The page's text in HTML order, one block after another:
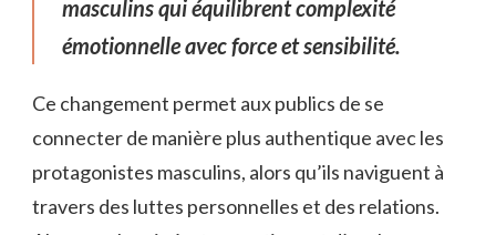
masculins qui équilibrent complexité
émotionnelle avec force et sensibilité.
Ce changement permet aux publics de se
connecter de manière plus authentique avec les
protagonistes masculins, alors qu’ils naviguent à
travers des luttes personnelles et des relations.